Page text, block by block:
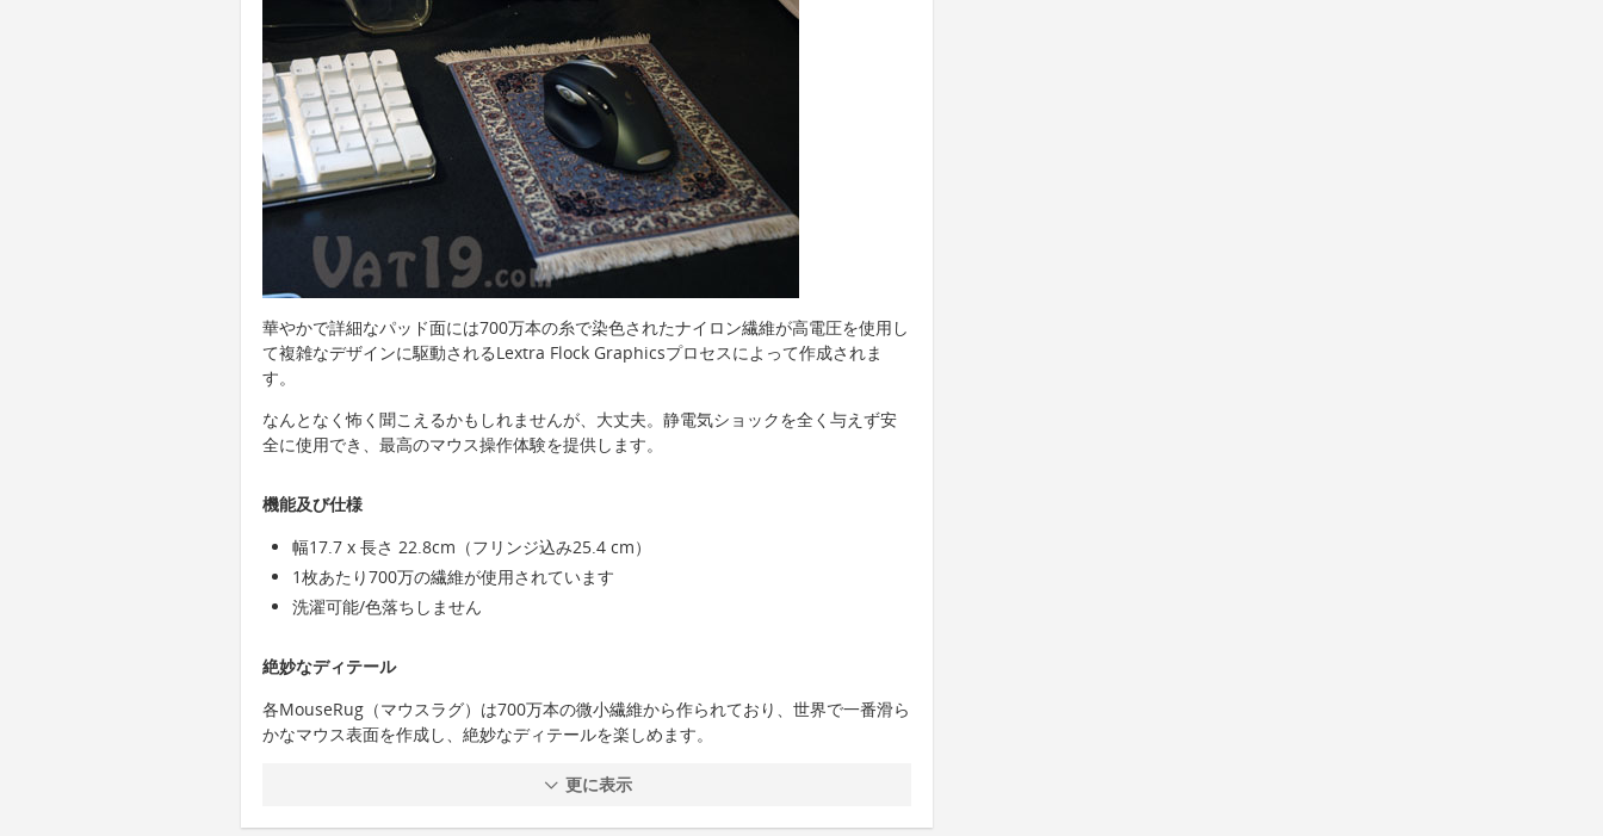
華やかで詳細なパッド面には700万本の糸で染色されたナイロン繊維が高電圧を使用し
て複雑なデザインに駆動されるLextra Flock Graphicsプロセスによって作成されま
す。
なんとなく怖く聞こえるかもしれませんが、大丈夫。静電気ショックを全く与えず安
全に使用でき、最高のマウス操作体験を提供します。
機能及び仕様
幅17.7 x 長さ 22.8cm（フリンジ込み25.4 cm）
1枚あたり700万の繊維が使用されています
洗濯可能/色落ちしません
絶妙なディテール
各MouseRug（マウスラグ）は700万本の微小繊維から作られており、世界で一番滑ら
かなマウス表面を作成し、絶妙なディテールを楽しめます。
更に表示